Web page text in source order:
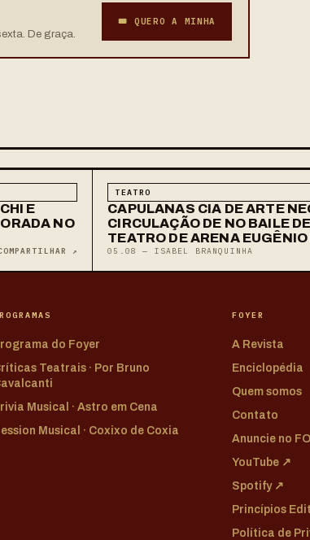
De graça.
🎟 QUERO A MINHA
E
NO
↗
TEATRO
CAPULANAS CIA DE ARTE
CIRCULAÇÃO DE NO BAILE
TEATRO DE ARENA
05.08 — ISABEL BRANQUINHA
do Foyer
Teatrais · Por Bruno
Musical · Astro em Cena
Musical · Coxixo de Coxia
FOYER
A Revista
Enciclopédia
Quem somos
Contato
Anuncie no
YouTube ↗
Spotify ↗
Princípios
Política de